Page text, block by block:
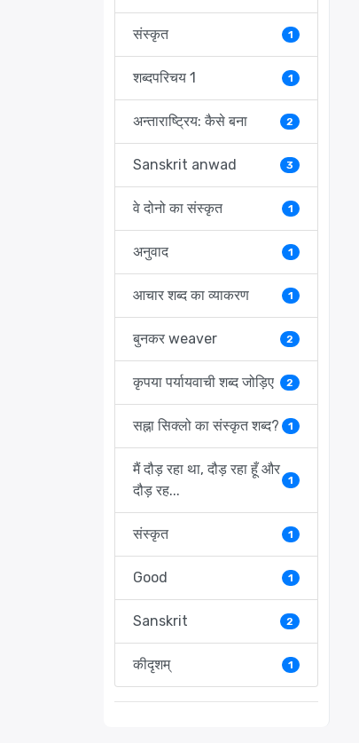
संस्कृत 1
शब्दपरिचय 1 1
अन्ताराष्ट्रिय: कैसे बना 2
Sanskrit anwad 3
वे दोनो का संस्कृत 1
अनुवाद 1
आचार शब्द का व्याकरण 1
बुनकर weaver 2
कृपया पर्यायवाची शब्द जोड़िए 2
सह्ना सिक्लो का संस्कृत शब्द? 1
मैं दौड़ रहा था, दौड़ रहा हूँ और
दौड़ रह...
1
संस्कृत 1
Good 1
Sanskrit 2
कीदृशम् 1